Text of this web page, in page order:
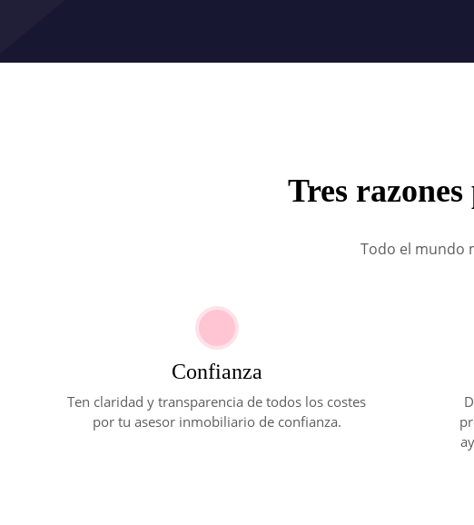
Tres
Todo el mundo
Confianza
Ten claridad y transparencia de todos los costes
por tu asesor inmobiliario de confianza.